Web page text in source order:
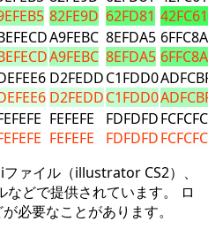
82FE9D 62FD81 42FC61
A9FEBC
A9FEBC
8EFDA5
8EFDA5
6FFC8A
6FFC8A
D2FEDD
D2FEDD
C1FDD0
C1FDD0
FEFEFE
FEFEFE
FDFDFD
FDFDFD
FCFCFC
FCFCFC
ファイル（illustrator CS2）、
などで提供されています。 ロ
必要なことがあります。